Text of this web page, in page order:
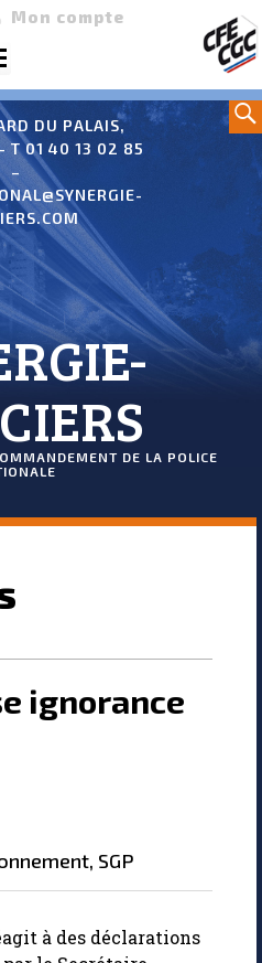
Mon compte
DU PALAIS,
T 01 40 13 02 85
–
DE LA POLICE
ignorance
, SGP
à des déclarations